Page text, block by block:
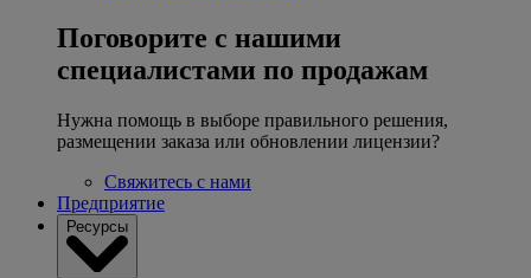
Поговорите с нашими
специалистами по продажам
Нужна помощь в выборе правильного решения,
размещении заказа или обновлении лицензии?
Свяжитесь с нами
Предприятие
Ресурсы